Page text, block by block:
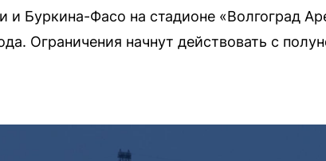
Буркина-Фасо на стадионе «Волгоград
Ограничения начнут действовать с